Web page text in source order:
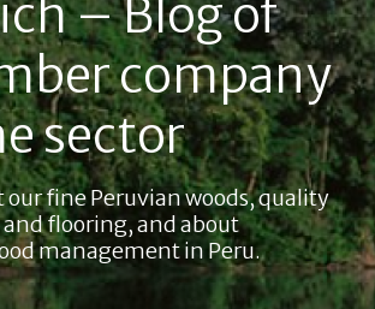
– Blog of
company
sector
our fine Peruvian woods, quality
flooring, and about
management in Peru.